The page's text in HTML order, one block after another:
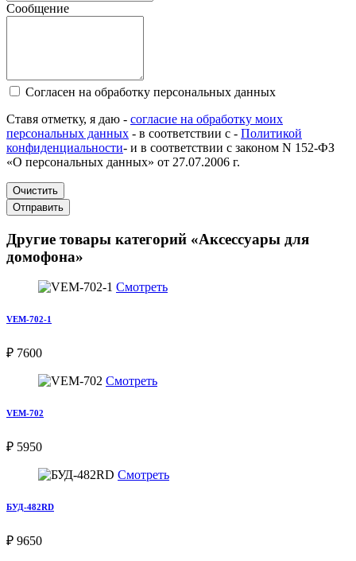
Сообщение
Согласен на обработку персональных данных
Ставя отметку, я даю - согласие на обработку моих
персональных данных - в соответствии с - Политикой
конфиденциальности- и в соответствии с законом N 152-ФЗ
«О персональных данных» от 27.07.2006 г.
Очистить
Отправить
Другие товары категорий «Аксессуары для
домофона»
Смотреть
VEM-702-1
₽ 7600
Смотреть
VEM-702
₽ 5950
Смотреть
БУД-482RD
₽ 9650